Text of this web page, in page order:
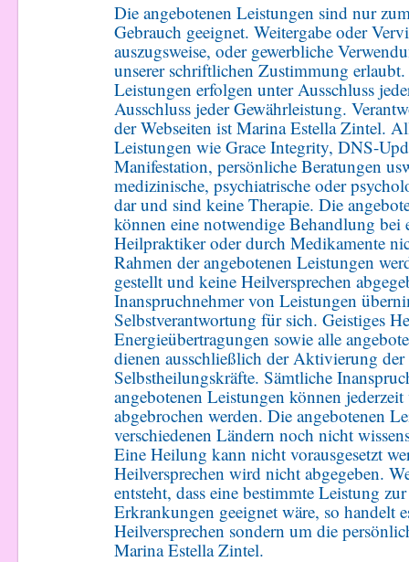
Die angebotenen Leistungen sind nur
Gebrauch geeignet. Weitergabe oder
auszugsweise, oder gewerbliche
unserer schriftlichen Zustimmung
Leistungen erfolgen unter Ausschluss
Ausschluss jeder Gewährleistung.
der Webseiten ist Marina Estella Zintel.
Leistungen wie Grace Integrity, DNS-
Manifestation, persönliche Beratungen
medizinische, psychiatrische oder
dar und sind keine Therapie. Die
können eine notwendige Behandlung bei
Heilpraktiker oder durch Medikamente
Rahmen der angebotenen Leistungen
gestellt und keine Heilversprechen
Inanspruchnehmer von Leistungen
Selbstverantwortung für sich. Geistiges
Energieübertragungen sowie alle
dienen ausschließlich der Aktivierung der
Selbstheilungskräfte. Sämtliche
angebotenen Leistungen können
abgebrochen werden. Die angebotenen
verschiedenen Ländern noch nicht
Eine Heilung kann nicht vorausgesetzt
Heilversprechen wird nicht abgegeben.
entsteht, dass eine bestimmte Leistung
Erkrankungen geeignet wäre, so handelt
Heilversprechen sondern um die
Marina Estella Zintel.